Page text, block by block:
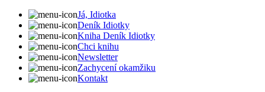
Já, Idiotka
Deník Idiotky
Kniha Deník Idiotky
Chci knihu
Newsletter
Zachycení okamžiku
Kontakt